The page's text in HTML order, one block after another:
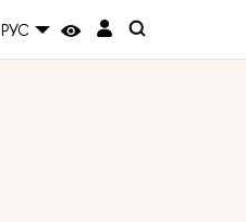
РУС